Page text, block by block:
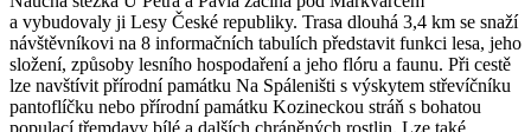
a vybudovaly ji Lesy České republiky. Trasa dlouhá 3,4 km se snaží
návštěvníkovi na 8 informačních tabulích představit funkci lesa, jeho
složení, způsoby lesního hospodaření a jeho flóru a faunu. Při cestě
lze navštívit přírodní památku Na Spáleništi s výskytem střevíčníku
pantoflíčku nebo přírodní památku Kozineckou stráň s bohatou
populací třemdavy bílé a dalších chráněných rostlin. Lze také